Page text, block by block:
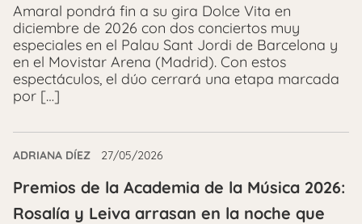
Amaral pondrá fin a su gira Dolce Vita en
diciembre de 2026 con dos conciertos muy
especiales en el Palau Sant Jordi de Barcelona y
en el Movistar Arena (Madrid). Con estos
espectáculos, el dúo cerrará una etapa marcada
por […]
ADRIANA DÍEZ 27/05/2026
Premios de la Academia de la Música 2026:
Rosalía y Leiva arrasan en la noche que